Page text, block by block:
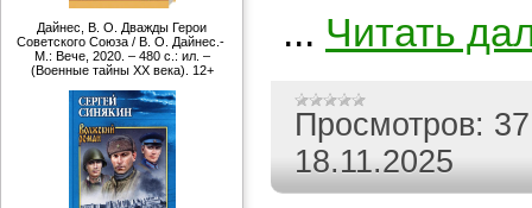
Дайнес, В. О. Дважды Герои
Советского Союза / В. О. Дайнес.-
М.: Вече, 2020. – 480 с.: ил. –
(Военные тайны ХХ века). 12+
... Читать
Просмотров: 37
18.11.2025